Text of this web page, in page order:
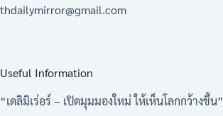
thdailymirror@gmail.com
Useful Information
“เดลิมิเร่อร์ – เปิดมุมมองใหม่ ให้เห็นโลกกว้างขึ้น”